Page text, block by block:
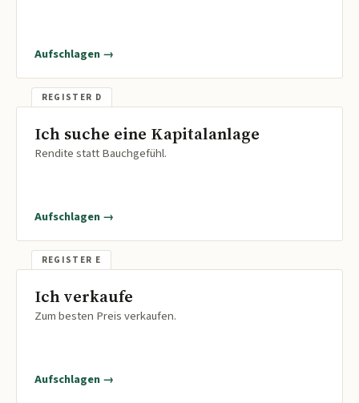
Aufschlagen →
Ich suche eine Kapitalanlage
Rendite statt Bauchgefühl.
Aufschlagen →
Ich verkaufe
Zum besten Preis verkaufen.
Aufschlagen →